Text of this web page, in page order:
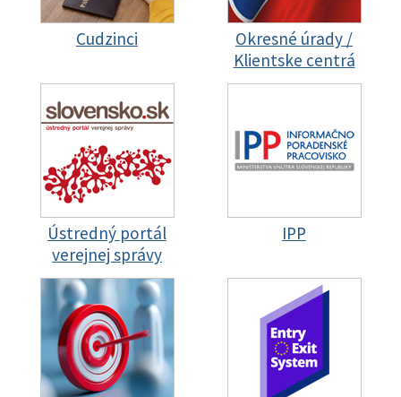
Cudzinci
Okresné úrady /
Klientske centrá
Ústredný portál
verejnej správy
IPP